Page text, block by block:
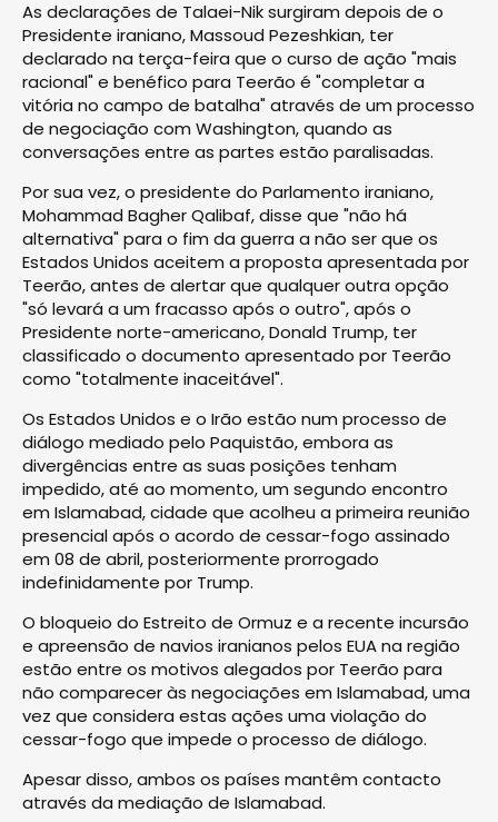
As declarações de Talaei-Nik surgiram depois de o
Presidente iraniano, Massoud Pezeshkian, ter
declarado na terça-feira que o curso de ação "mais
racional" e benéfico para Teerão é "completar a
vitória no campo de batalha" através de um processo
de negociação com Washington, quando as
conversações entre as partes estão paralisadas.
Por sua vez, o presidente do Parlamento iraniano,
Mohammad Bagher Qalibaf, disse que "não há
alternativa" para o fim da guerra a não ser que os
Estados Unidos aceitem a proposta apresentada por
Teerão, antes de alertar que qualquer outra opção
"só levará a um fracasso após o outro", após o
Presidente norte-americano, Donald Trump, ter
classificado o documento apresentado por Teerão
como "totalmente inaceitável".
Os Estados Unidos e o Irão estão num processo de
diálogo mediado pelo Paquistão, embora as
divergências entre as suas posições tenham
impedido, até ao momento, um segundo encontro
em Islamabad, cidade que acolheu a primeira reunião
presencial após o acordo de cessar-fogo assinado
em 08 de abril, posteriormente prorrogado
indefinidamente por Trump.
O bloqueio do Estreito de Ormuz e a recente incursão
e apreensão de navios iranianos pelos EUA na região
estão entre os motivos alegados por Teerão para
não comparecer às negociações em Islamabad, uma
vez que considera estas ações uma violação do
cessar-fogo que impede o processo de diálogo.
Apesar disso, ambos os países mantêm contacto
através da mediação de Islamabad.